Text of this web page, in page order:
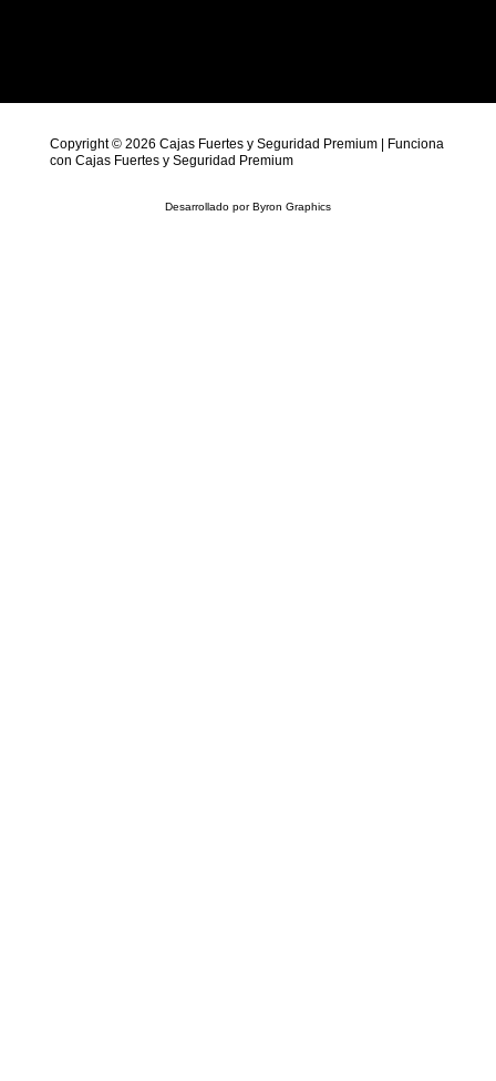
Copyright © 2026 Cajas Fuertes y Seguridad Premium | Funciona
con Cajas Fuertes y Seguridad Premium
Desarrollado por Byron Graphics